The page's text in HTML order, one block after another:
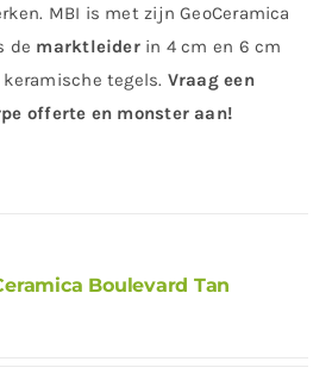
MBI is met zijn GeoCeramica
de marktleiderin 4 cm en 6 cm
tegels. Vraag een
offerte en monster aan!
Boulevard Tan